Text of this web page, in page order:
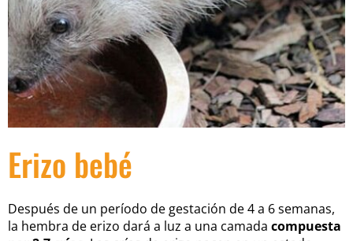
Erizo bebé
Después de un período de gestación de 4 a 6 semanas,
la hembra de erizo dará a luz a una camada compuesta